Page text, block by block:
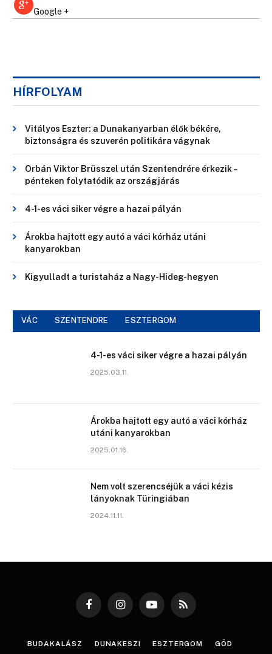
Google +
HÍRFOLYAM
Vitályos Eszter: a Dunakanyarban élők békére,
biztonságra és szuverén politikára vágynak
Orbán Viktor Brüsszel után Szentendrére érkezik –
pénteken folytatódik az országjárás
4-1-es váci siker végre a hazai pályán
Árokba hajtott egy autó a váci kórház utáni
kanyarokban
Kigyulladt a turistaház a Nagy-Hideg-hegyen
VÁC SZENTENDRE ESZTERGOM
4-1-es váci siker végre a hazai pályán
2025.03.11.
Árokba hajtott egy autó a váci kórház
utáni kanyarokban
2025.01.16.
Nem volt szerencséjük a váci kézis
lányoknak Türingiában
2024.11.11.
FacebookInstagramYouTubeRSS
BUDAKALÁSZ DUNAKESZI ESZTERGOM GÖD